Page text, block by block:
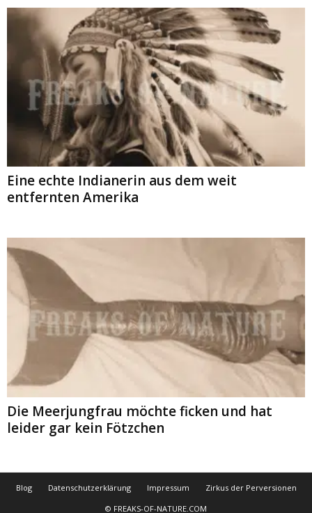
Eine echte Indianerin aus dem weit
entfernten Amerika
Die Meerjungfrau möchte ficken und hat
leider gar kein Fötzchen
Blog Datenschutzerklärung Impressum
Zirkus der Perversionen
© FREAKS-OF-NATURE.COM